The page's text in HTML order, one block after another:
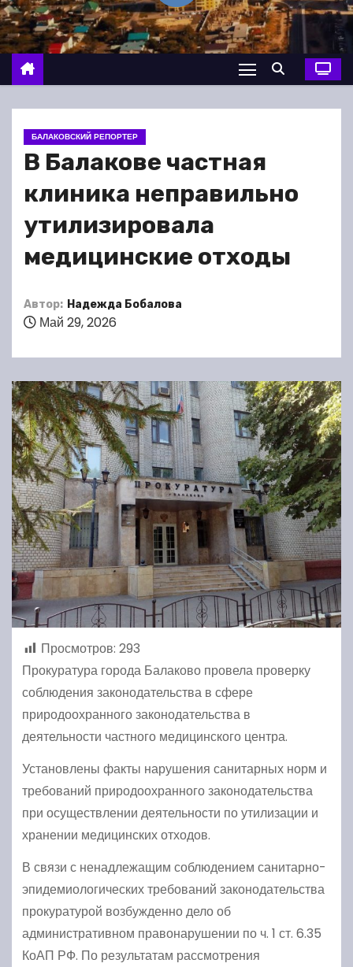
о
м
у
БАЛАКОВСКИЙ РЕПОРТЕР
В Балакове частная
клиника неправильно
утилизировала
медицинские отходы
Автор: Надежда Бобалова
Май 29, 2026
Просмотров: 293
Прокуратура города Балаково провела проверку
соблюдения законодательства в сфере
природоохранного законодательства в
деятельности частного медицинского центра.
Установлены факты нарушения санитарных норм и
требований природоохранного законодательства
при осуществлении деятельности по утилизации и
хранении медицинских отходов.
В связи с ненадлежащим соблюдением санитарно-
эпидемиологических требований законодательства
прокуратурой возбужденно дело об
административном правонарушении по ч. 1 ст. 6.35
КоАП РФ. По результатам рассмотрения